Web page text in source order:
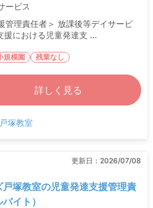
ービス
管理責任者＞ 放課後等デイサービ
援における児童発達支 ...
規模園 残業なし
詳しく見る
塚教室
更新日： 2026/07/08
戸塚教室の児童発達支援管理責
イト）